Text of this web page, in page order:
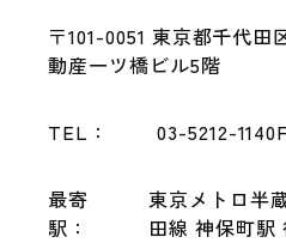
〒101-0051 東京都千代田
動産一ツ橋ビル5階
TEL： 03-5212-1140
最寄
駅：
東京メトロ半
田線 神保町駅